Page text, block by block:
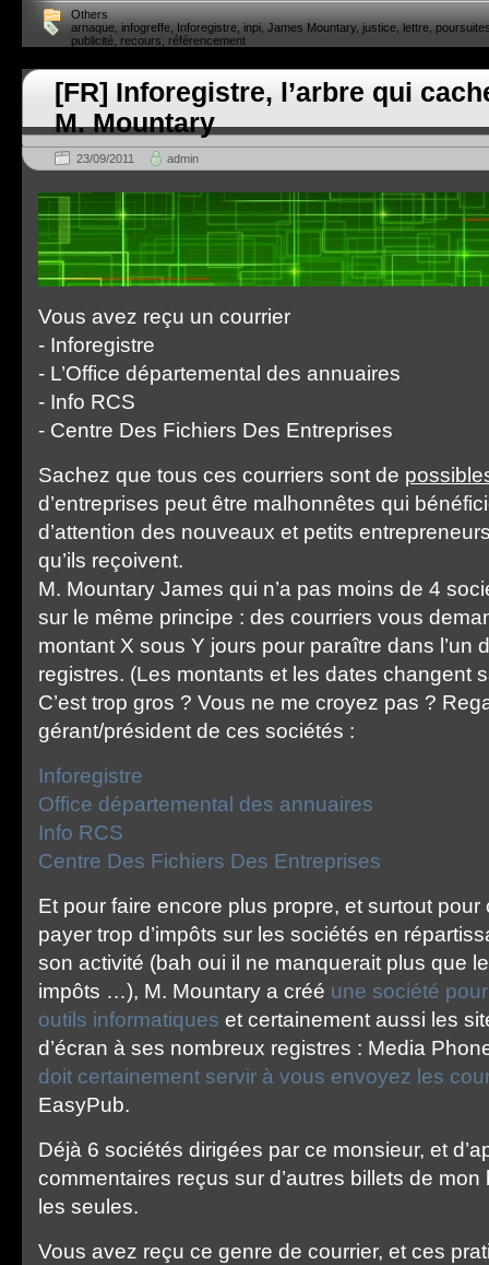
Others
arnaque infogreffe Inforegistre inpi James Mountary, justice lettre
publicité recours référencement
[FR] Inforegistre, l’arbre qui
M. Mountary
23/09/2011 admin
Vous avez reçu un courrier
- Inforegistre
- L’Office départemental des annuaires
- Info RCS
- Centre Des Fichiers Des Entreprises
Sachez que tous ces courriers sont de
d’entreprises peut être malhonnêtes qui
d’attention des nouveaux et petits
qu’ils reçoivent.
M. Mountary James qui n’a pas moins de 4
sur le même principe : des courriers vous
montant X sous Y jours pour paraître dans l’un
registres. (Les montants et les dates changent
C’est trop gros ? Vous ne me croyez pas ?
gérant/président de ces sociétés :
Inforegistre
Office départemental des annuaires
Info RCS
Centre Des Fichiers Des Entreprises
Et pour faire encore plus propre, et surtout
payer trop d’impôts sur les sociétés en
son activité (bah oui il ne manquerait plus que
impôts …), M. Mountary a créé une société
outils informatiques et certainement aussi les
d’écran à ses nombreux registres : Media
doit certainement servir à vous envoyez les
EasyPub.
Déjà 6 sociétés dirigées par ce monsieur, et
commentaires reçus sur d’autres billets de
les seules.
Vous avez reçu ce genre de courrier, et ces